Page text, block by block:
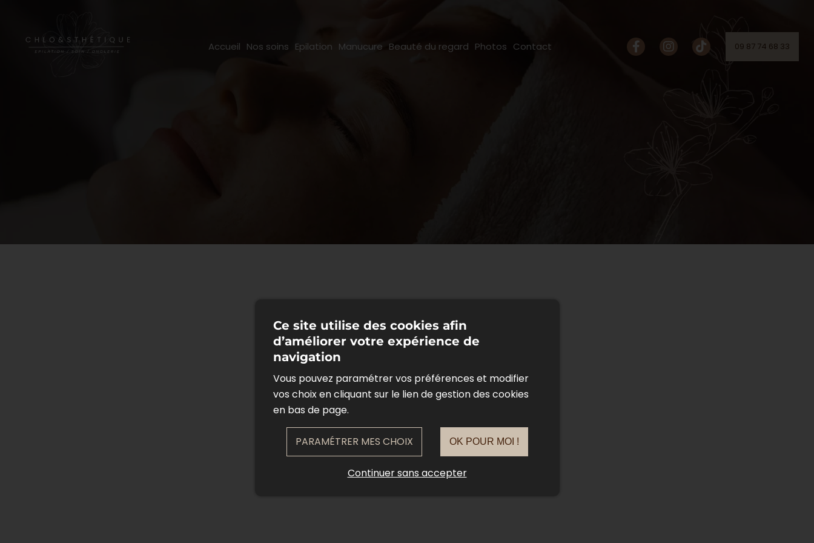
Accueil Nos soins Epilation Manucure Beauté du regard Photos Contact 09 87 74 68 33
Ce site utilise des cookies afin
d’améliorer votre expérience de
navigation
Vous pouvez paramétrer vos préférences et modifier
vos choix en cliquant sur le lien de gestion des cookies
en bas de page.
PARAMÉTRER MES CHOIX OK POUR MOI !
Continuer sans accepter